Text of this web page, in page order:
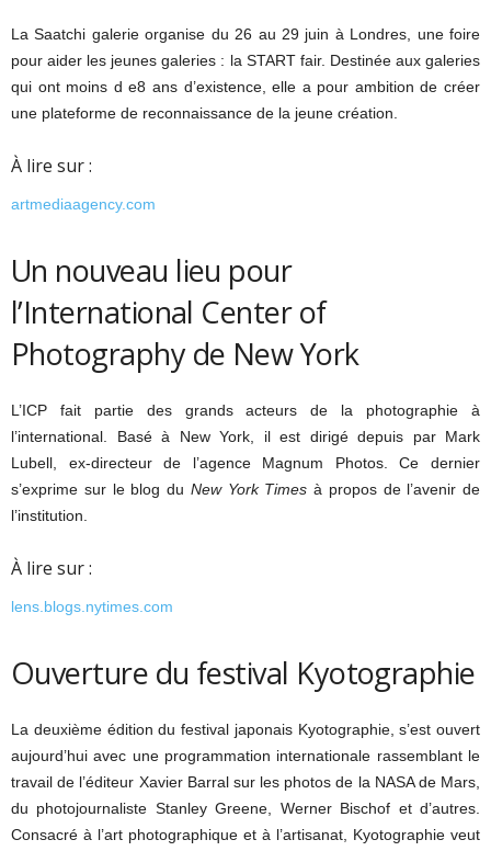
La Saatchi galerie organise du 26 au 29 juin à Londres, une foire
pour aider les jeunes galeries : la START fair. Destinée aux galeries
qui ont moins d e8 ans d’existence, elle a pour ambition de créer
une plateforme de reconnaissance de la jeune création.
À lire sur :
artmediaagency.com
Un nouveau lieu pour
l’International Center of
Photography de New York
L’ICP fait partie des grands acteurs de la photographie à
l’international. Basé à New York, il est dirigé depuis par Mark
Lubell, ex-directeur de l’agence Magnum Photos. Ce dernier
s’exprime sur le blog du New York Times à propos de l’avenir de
l’institution.
À lire sur :
lens.blogs.nytimes.com
Ouverture du festival Kyotographie
La deuxième édition du festival japonais Kyotographie, s’est ouvert
aujourd’hui avec une programmation internationale rassemblant le
travail de l’éditeur Xavier Barral sur les photos de la NASA de Mars,
du photojournaliste Stanley Greene, Werner Bischof et d’autres.
Consacré à l’art photographique et à l’artisanat, Kyotographie veut